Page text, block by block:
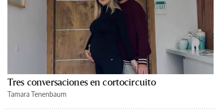
Tres conversaciones en cortocircuito
Tamara Tenenbaum